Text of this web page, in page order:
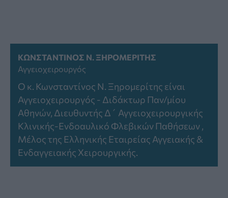
ΚΩΝΣΤΑΝΤΊΝΟΣ Ν. ΞΗΡΟΜΕΡΊΤΗΣ
Αγγειοχειρουργός
Ο κ. Κωνσταντίνος Ν. Ξηρομερίτης είναι
Αγγειοχειρουργός - Διδάκτωρ Παν/μίου
Αθηνών, Διευθυντής Δ´ Αγγειοχειρουργικής
Κλινικής-Ενδοαυλικό Φλεβικών Παθήσεων ,
Μέλος της Ελληνικής Εταιρείας Αγγειακής &
Ενδαγγειακής Χειρουργικής.